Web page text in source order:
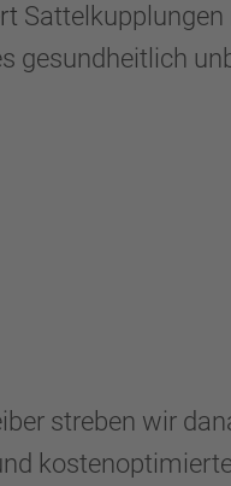
gesundheitlich
streben wir